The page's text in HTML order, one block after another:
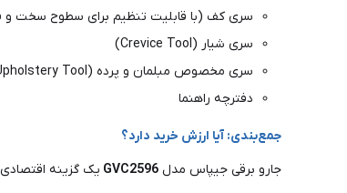
سری کف (با قابلیت تنظیم برای سطوح سخت
سری شیار (Crevice Tool)
سری مخصوص مبلمان و پرده (Upholstery Tool)
دفترچه راهنما
جمع‌بندی: آیا ارزش خرید دارد؟
جارو برقی جیپاس مدل GVC2596 یک گزینه اقتصادی،